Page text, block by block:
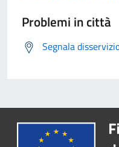
Problemi in città
Segnala